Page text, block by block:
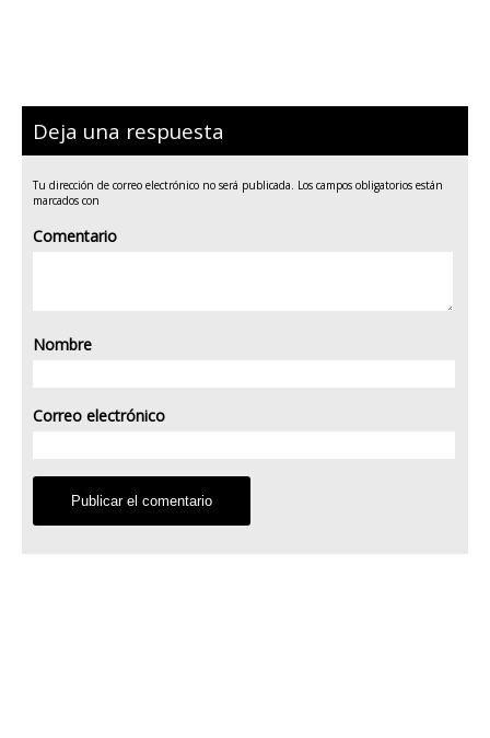
Deja una respuesta
Tu dirección de correo electrónico no será publicada. Los campos obligatorios están
marcados con
Comentario
Nombre
Correo electrónico